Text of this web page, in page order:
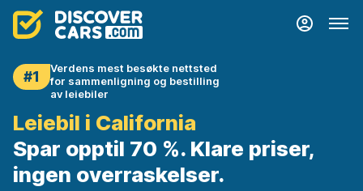
#1
Verdens mest besøkte nettsted
for sammenligning og bestilling
av leiebiler
Leiebil i California
Spar opptil 70 %. Klare priser,
ingen overraskelser.